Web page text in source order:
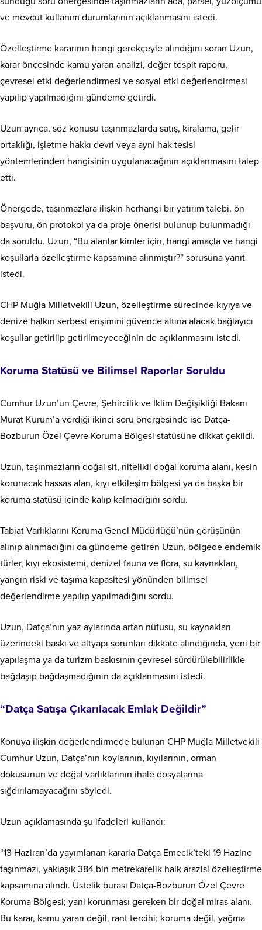
ve mevcut kullanım durumlarının açıklanmasını istedi.
Özelleştirme kararının hangi gerekçeyle alındığını soran Uzun,
karar öncesinde kamu yararı analizi, değer tespit raporu,
çevresel etki değerlendirmesi ve sosyal etki değerlendirmesi
yapılıp yapılmadığını gündeme getirdi.
Uzun ayrıca, söz konusu taşınmazlarda satış, kiralama, gelir
ortaklığı, işletme hakkı devri veya ayni hak tesisi
yöntemlerinden hangisinin uygulanacağının açıklanmasını talep
etti.
Önergede, taşınmazlara ilişkin herhangi bir yatırım talebi, ön
başvuru, ön protokol ya da proje önerisi bulunup bulunmadığı
da soruldu. Uzun, “Bu alanlar kimler için, hangi amaçla ve hangi
koşullarla özelleştirme kapsamına alınmıştır?” sorusuna yanıt
istedi.
CHP Muğla Milletvekili Uzun, özelleştirme sürecinde kıyıya ve
denize halkın serbest erişimini güvence altına alacak bağlayıcı
koşullar getirilip getirilmeyeceğinin de açıklanmasını istedi.
Koruma Statüsü ve Bilimsel Raporlar Soruldu
Cumhur Uzun’un Çevre, Şehircilik ve İklim Değişikliği Bakanı
Murat Kurum’a verdiği ikinci soru önergesinde ise Datça-
Bozburun Özel Çevre Koruma Bölgesi statüsüne dikkat çekildi.
Uzun, taşınmazların doğal sit, nitelikli doğal koruma alanı, kesin
korunacak hassas alan, kıyı etkileşim bölgesi ya da başka bir
koruma statüsü içinde kalıp kalmadığını sordu.
Tabiat Varlıklarını Koruma Genel Müdürlüğü’nün görüşünün
alınıp alınmadığını da gündeme getiren Uzun, bölgede endemik
türler, kıyı ekosistemi, denizel fauna ve flora, su kaynakları,
yangın riski ve taşıma kapasitesi yönünden bilimsel
değerlendirme yapılıp yapılmadığını sordu.
Uzun, Datça’nın yaz aylarında artan nüfusu, su kaynakları
üzerindeki baskı ve altyapı sorunları dikkate alındığında, yeni bir
yapılaşma ya da turizm baskısının çevresel sürdürülebilirlikle
bağdaşıp bağdaşmadığının da açıklanmasını istedi.
“Datça Satışa Çıkarılacak Emlak Değildir”
Konuya ilişkin değerlendirmede bulunan CHP Muğla Milletvekili
Cumhur Uzun, Datça’nın koylarının, kıyılarının, orman
dokusunun ve doğal varlıklarının ihale dosyalarına
sığdırılamayacağını söyledi.
Uzun açıklamasında şu ifadeleri kullandı:
“13 Haziran’da yayımlanan kararla Datça Emecik’teki 19 Hazine
taşınmazı, yaklaşık 384 bin metrekarelik halk arazisi özelleştirme
kapsamına alındı. Üstelik burası Datça-Bozburun Özel Çevre
Koruma Bölgesi; yani korunması gereken bir doğal miras alanı.
Bu karar, kamu yararı değil, rant tercihi; koruma değil, yağma